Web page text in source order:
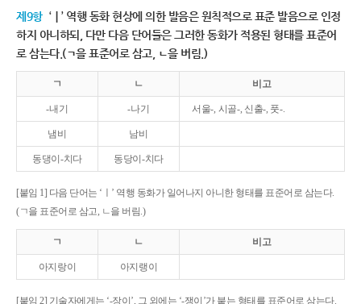
제9항 ‘ㅣ’ 역행 동화 현상에 의한 발음은 원칙적으로 표준 발음으로 인정
하지 아니하되, 다만 다음 단어들은 그러한 동화가 적용된 형태를 표준어
로 삼는다.(ㄱ을 표준어로 삼고, ㄴ을 버림.)
ㄱ ㄴ 비고
-내기 -나기 서울-, 시골-, 신출-, 풋-.
냄비 남비
동댕이-치다 동당이-치다
[붙임 1] 다음 단어는 ‘ㅣ’ 역행 동화가 일어나지 아니한 형태를 표준어로 삼는다.
(ㄱ을 표준어로 삼고, ㄴ을 버림.)
ㄱ ㄴ 비고
아지랑이 아지랭이
[붙임 2] 기술자에게는 ‘-장이’, 그 외에는 ‘-쟁이’가 붙는 형태를 표준어로 삼는다.